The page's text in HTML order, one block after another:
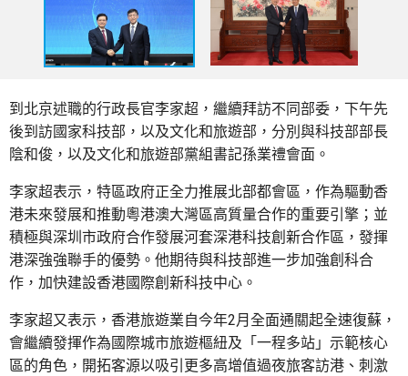
到北京述職的行政長官李家超，繼續拜訪不同部委，下午先
後到訪國家科技部，以及文化和旅遊部，分別與科技部部長
陰和俊，以及文化和旅遊部黨組書記孫業禮會面。
李家超表示，特區政府正全力推展北部都會區，作為驅動香
港未來發展和推動粵港澳大灣區高質量合作的重要引擎；並
積極與深圳市政府合作發展河套深港科技創新合作區，發揮
港深強強聯手的優勢。他期待與科技部進一步加強創科合
作，加快建設香港國際創新科技中心。
李家超又表示，香港旅遊業自今年2月全面通關起全速復蘇，
會繼續發揮作為國際城市旅遊樞紐及「一程多站」示範核心
區的角色，開拓客源以吸引更多高增值過夜旅客訪港、刺激